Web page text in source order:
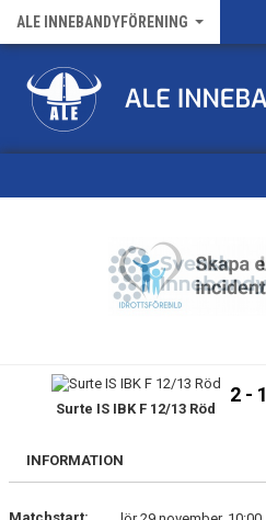
ALE INNEBANDYFÖRENING
NYHETSARKIV
MEDLEMSKAP
Surte IS IBK F 12/13 Röd
2 - 1
INFORMATION